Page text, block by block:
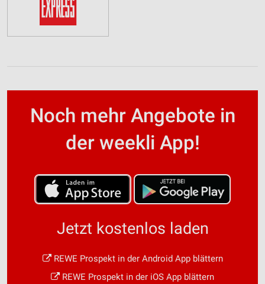
Noch mehr Angebote in
der weekli App!
Jetzt kostenlos laden
REWE Prospekt in der Android App blättern
REWE Prospekt in der iOS App blättern